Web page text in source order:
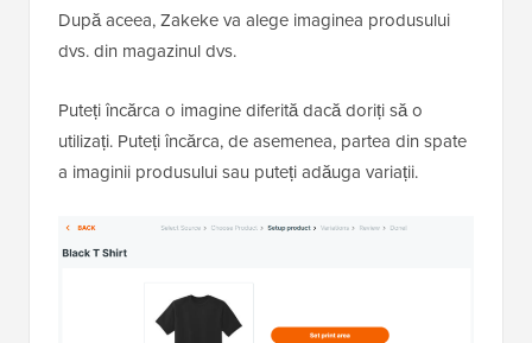
După aceea, Zakeke va alege imaginea produsului
dvs. din magazinul dvs.
Puteți încărca o imagine diferită dacă doriți să o
utilizați. Puteți încărca, de asemenea, partea din spate
a imaginii produsului sau puteți adăuga variații.